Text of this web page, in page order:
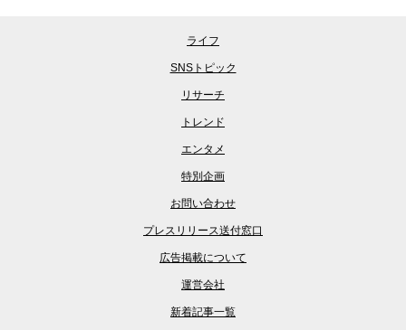
ライフ
SNSトピック
リサーチ
トレンド
エンタメ
特別企画
お問い合わせ
プレスリリース送付窓口
広告掲載について
運営会社
新着記事一覧